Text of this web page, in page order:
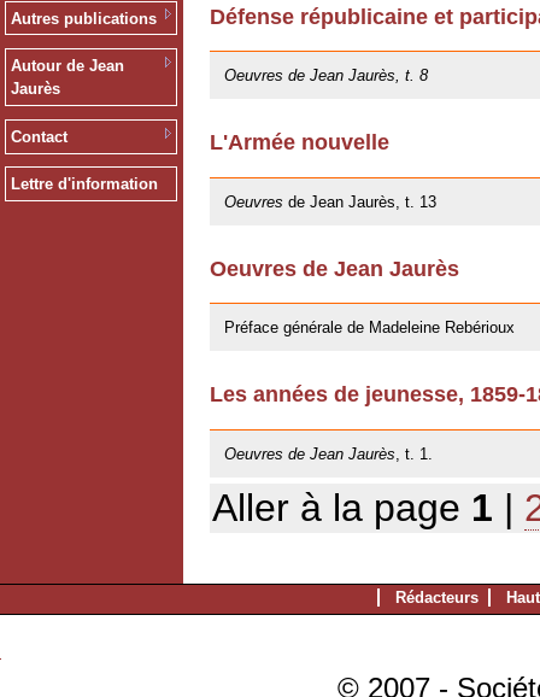
Autres publications
Autour de Jean
Jaurès
Contact
Lettre d'information
Défense républicaine et
Oeuvres de Jean Jaurès, t. 8
L'Armée nouvelle
Oeuvres de Jean Jaurès, t. 13
Oeuvres de Jean Jaurès
Préface générale de Madeleine Rebérioux
Les années de jeunesse, 1859-
Oeuvres de Jean Jaurès , t. 1.
Aller à la page 1 |
Rédacteurs
© 2007 -